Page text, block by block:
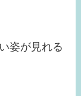
姿が見れる